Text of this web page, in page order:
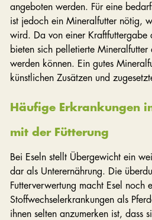
angeboten werden. Für eine
ist jedoch ein Mineralfutter nötig,
wird. Da von einer Kraftfuttergabe
bieten sich pelletierte
werden können. Ein gutes
künstlichen Zusätzen und
Häufige Erkrankungen
mit der Fütterung
Bei Eseln stellt Übergewicht ein
dar als Unterernährung. Die
Futterverwertung macht Esel noch
Stoffwechselerkrankungen als
ihnen selten anzumerken ist, dass